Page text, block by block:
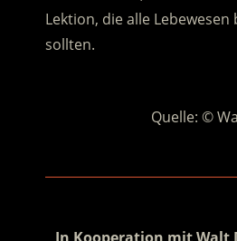
Lektion, die alle Lebewesen
sollten.
Quelle: ©